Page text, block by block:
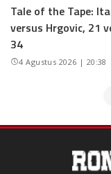
Tale of the Tape:
versus Hrgovic, 21
34
4 Agustus 2026 | 20:38